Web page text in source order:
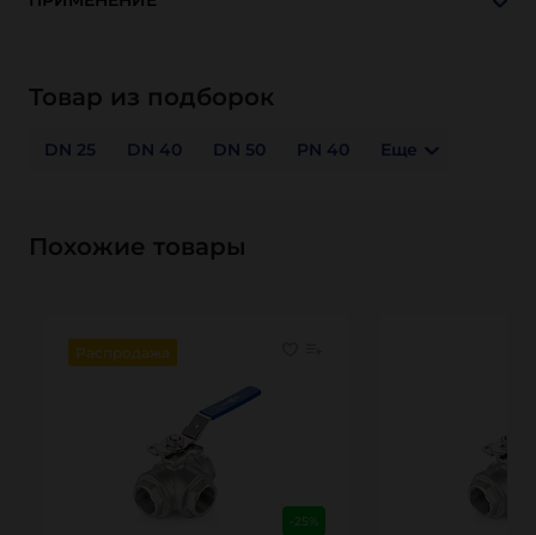
Товар из подборок
DN 25 DN 40 DN 50 PN 40 Еще
Похожие товары
Распродажа
-25%